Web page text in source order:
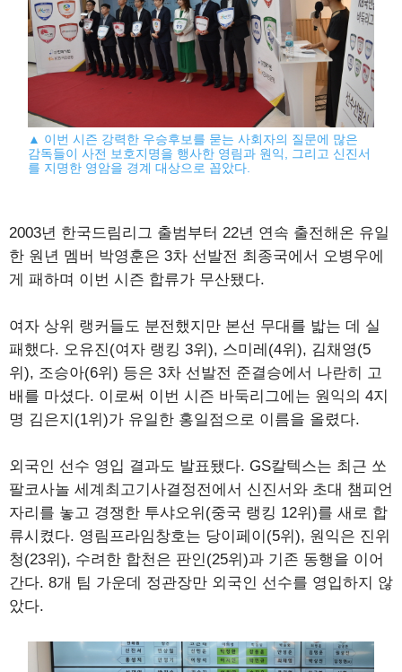
▲ 이번 시즌 강력한 우승후보를 묻는 사회자의 질문에 많은
감독들이 사전 보호지명을 행사한 영림과 원익, 그리고 신진서
를 지명한 영암을 경계 대상으로 꼽았다.
2003년 한국드림리그 출범부터 22년 연속 출전해온 유일
한 원년 멤버 박영훈은 3차 선발전 최종국에서 오병우에
게 패하며 이번 시즌 합류가 무산됐다.
여자 상위 랭커들도 분전했지만 본선 무대를 밟는 데 실
패했다. 오유진(여자 랭킹 3위), 스미레(4위), 김채영(5
위), 조승아(6위) 등은 3차 선발전 준결승에서 나란히 고
배를 마셨다. 이로써 이번 시즌 바둑리그에는 원익의 4지
명 김은지(1위)가 유일한 홍일점으로 이름을 올렸다.
외국인 선수 영입 결과도 발표됐다. GS칼텍스는 최근 쏘
팔코사놀 세계최고기사결정전에서 신진서와 초대 챔피언
자리를 놓고 경쟁한 투샤오위(중국 랭킹 12위)를 새로 합
류시켰다. 영림프라임창호는 당이페이(5위), 원익은 진위
청(23위), 수려한 합천은 판인(25위)과 기존 동행을 이어
간다. 8개 팀 가운데 정관장만 외국인 선수를 영입하지 않
았다.